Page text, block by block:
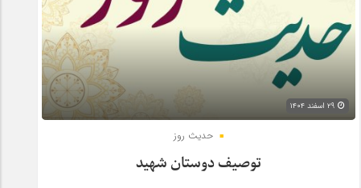
حدیث روز
توصیف دوستان شهید